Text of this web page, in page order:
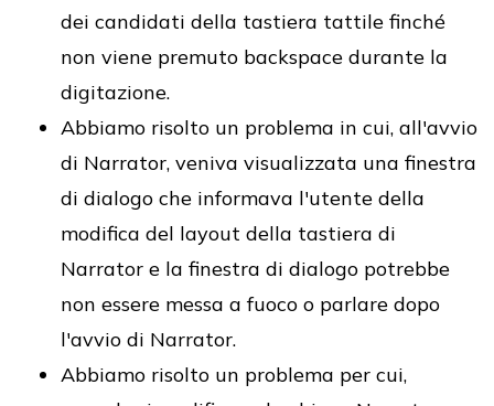
dei candidati della tastiera tattile finché
non viene premuto backspace durante la
digitazione.
Abbiamo risolto un problema in cui, all'avvio
di Narrator, veniva visualizzata una finestra
di dialogo che informava l'utente della
modifica del layout della tastiera di
Narrator e la finestra di dialogo potrebbe
non essere messa a fuoco o parlare dopo
l'avvio di Narrator.
Abbiamo risolto un problema per cui,